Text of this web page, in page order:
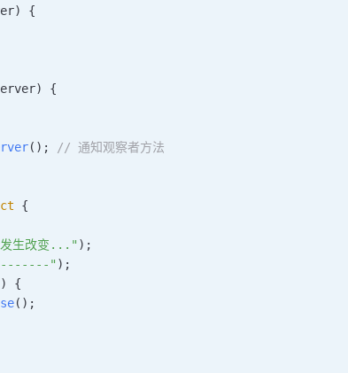
)
{
)
{
();
// 通知观察者方法
{
发生改变..." );
" );
{
();